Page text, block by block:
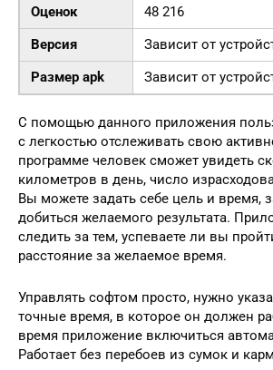
Оценок
48 216
Версия
Зависит от
Размер apk
Зависит от
С помощью данного приложения
с легкостью отслеживать свою
программе человек сможет увидеть
километров в день, число
Вы можете задать себе цель и время,
добиться желаемого результата.
следить за тем, успеваете ли вы
расстояние за желаемое время.
Управлять софтом просто, нужно
точные время, в которое он должен
время приложение включиться
Работает без перебоев из сумок и